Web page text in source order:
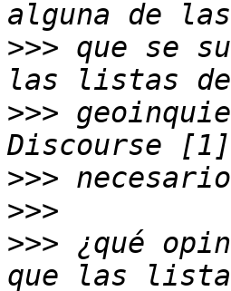
>>> que se
>>>
>>>
>>>
>>> ¿qué